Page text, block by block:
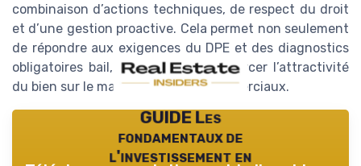
combinaison d’actions techniques, de respect du droit
et d’une gestion proactive. Cela permet non seulement
de répondre aux exigences du DPE et des diagnostics
obligatoires bail, mais aussi de renforcer l’attractivité
du bien sur le marché des baux commerciaux.
GUIDE Les
fondamentaux de
l'investissement en